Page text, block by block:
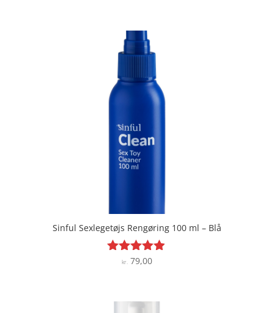
var:
kr. 79,00.
Sinful Sexlegetøjs Rengøring 100 ml – Blå
Vurderet
kr. 79,00